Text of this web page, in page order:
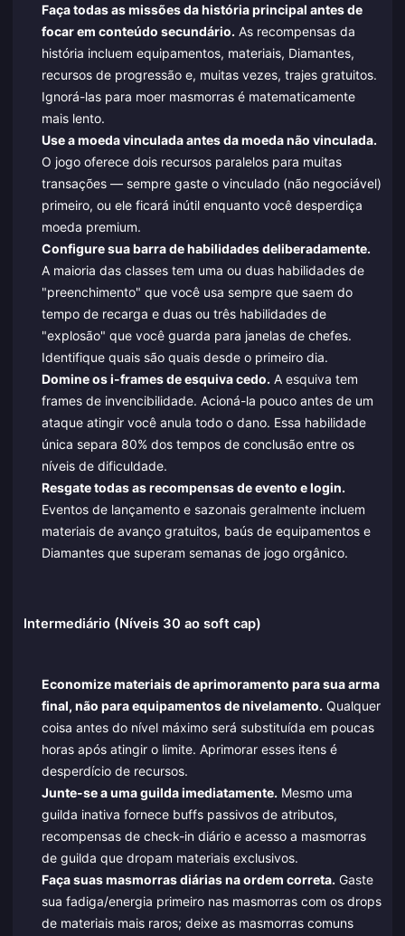
Faça todas as missões da história principal antes de
focar em conteúdo secundário. As recompensas da
história incluem equipamentos, materiais, Diamantes,
recursos de progressão e, muitas vezes, trajes gratuitos.
Ignorá-las para moer masmorras é matematicamente
mais lento.
Use a moeda vinculada antes da moeda não vinculada.
O jogo oferece dois recursos paralelos para muitas
transações — sempre gaste o vinculado (não negociável)
primeiro, ou ele ficará inútil enquanto você desperdiça
moeda premium.
Configure sua barra de habilidades deliberadamente.
A maioria das classes tem uma ou duas habilidades de
"preenchimento" que você usa sempre que saem do
tempo de recarga e duas ou três habilidades de
"explosão" que você guarda para janelas de chefes.
Identifique quais são quais desde o primeiro dia.
Domine os i-frames de esquiva cedo. A esquiva tem
frames de invencibilidade. Acioná-la pouco antes de um
ataque atingir você anula todo o dano. Essa habilidade
única separa 80% dos tempos de conclusão entre os
níveis de dificuldade.
Resgate todas as recompensas de evento e login.
Eventos de lançamento e sazonais geralmente incluem
materiais de avanço gratuitos, baús de equipamentos e
Diamantes que superam semanas de jogo orgânico.
Intermediário (Níveis 30 ao soft cap)
Economize materiais de aprimoramento para sua arma
final, não para equipamentos de nivelamento. Qualquer
coisa antes do nível máximo será substituída em poucas
horas após atingir o limite. Aprimorar esses itens é
desperdício de recursos.
Junte-se a uma guilda imediatamente. Mesmo uma
guilda inativa fornece buffs passivos de atributos,
recompensas de check-in diário e acesso a masmorras
de guilda que dropam materiais exclusivos.
Faça suas masmorras diárias na ordem correta. Gaste
sua fadiga/energia primeiro nas masmorras com os drops
de materiais mais raros; deixe as masmorras comuns